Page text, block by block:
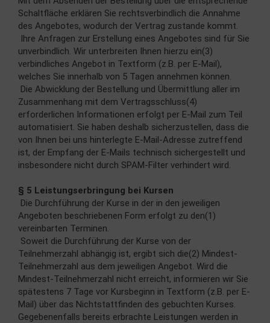
Schaltfläche erklären Sie rechtsverbindlich die Annahme
des Angebotes, wodurch der Vertrag zustande kommt.
Ihre Anfragen zur Erstellung eines Angebotes sind für Sie
unverbindlich. Wir unterbreiten Ihnen hierzu ein(3)
verbindliches Angebot in Textform (z.B. per E-Mail),
welches Sie innerhalb von 5 Tagen annehmen können.
Die Abwicklung der Bestellung und Übermittlung aller im
Zusammenhang mit dem Vertragsschluss(4)
erforderlichen Informationen erfolgt per E-Mail zum Teil
automatisiert. Sie haben deshalb sicherzustellen, dass die
von Ihnen bei uns hinterlegte E-Mail-Adresse zutreffend
ist, der Empfang der E-Mails technisch sichergestellt und
insbesondere nicht durch SPAM-Filter verhindert wird.
§ 5 Leistungserbringung bei Kursen
Die Durchführung der Kurse in der in den jeweiligen
Angeboten beschriebenen Form erfolgt zu den(1)
vereinbarten Terminen.
Soweit die Durchführung der Kurse von der
Teilnehmerzahl abhängig ist, ergibt sich die(2) Mindest-
Teilnehmerzahl aus dem jeweiligen Angebot. Wird die
Mindest-Teilnehmerzahl nicht erreicht, informieren wir Sie
spätestens 7 Tage vor Kursbeginn in Textform (z.B. per E-
Mail) über das Nichtstattfinden des gebuchten Kurses.
Gegebenenfalls bereits erbrachte Leistungen werden in